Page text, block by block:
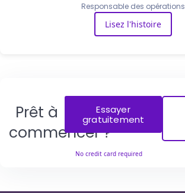
Responsable des opérations
Lisez l'histoire
Prêt à
commencer ?
Essayer
gratuitement